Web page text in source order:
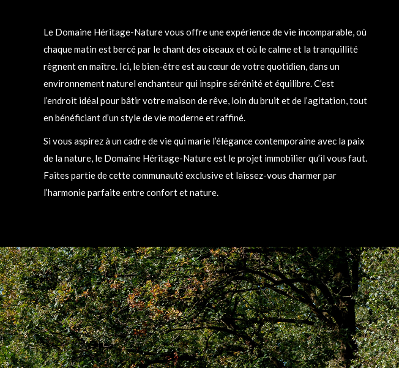
Le Domaine Héritage-Nature vous offre une expérience de vie incomparable, où
chaque matin est bercé par le chant des oiseaux et où le calme et la tranquillité
règnent en maître. Ici, le bien-être est au cœur de votre quotidien, dans un
environnement naturel enchanteur qui inspire sérénité et équilibre. C’est
l’endroit idéal pour bâtir votre maison de rêve, loin du bruit et de l’agitation, tout
en bénéficiant d’un style de vie moderne et raffiné.
Si vous aspirez à un cadre de vie qui marie l’élégance contemporaine avec la paix
de la nature, le Domaine Héritage-Nature est le projet immobilier qu’il vous faut.
Faites partie de cette communauté exclusive et laissez-vous charmer par
l’harmonie parfaite entre confort et nature.